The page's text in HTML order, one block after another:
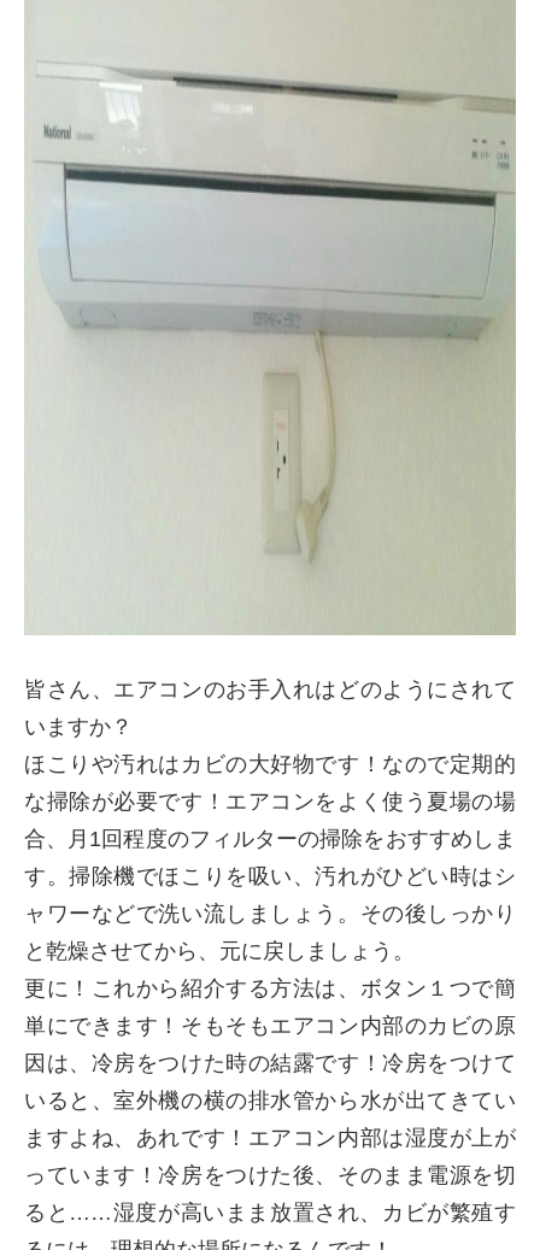
皆さん、エアコンのお手入れはどのようにされて
いますか？
ほこりや汚れはカビの大好物です！なので定期的
な掃除が必要です！エアコンをよく使う夏場の場
合、月1回程度のフィルターの掃除をおすすめしま
す。掃除機でほこりを吸い、汚れがひどい時はシ
ャワーなどで洗い流しましょう。その後しっかり
と乾燥させてから、元に戻しましょう。
更に！これから紹介する方法は、ボタン１つで簡
単にできます！そもそもエアコン内部のカビの原
因は、冷房をつけた時の結露です！冷房をつけて
いると、室外機の横の排水管から水が出てきてい
ますよね、あれです！エアコン内部は湿度が上が
っています！冷房をつけた後、そのまま電源を切
ると……湿度が高いまま放置され、カビが繁殖す